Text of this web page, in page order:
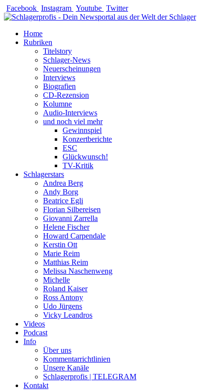
Zum
Inhalt
Facebook Instagram Youtube Twitter
Home
Rubriken
Titelstory
Schlager-News
Neuerscheinungen
Interviews
Biografien
CD-Rezension
Kolumne
Audio-Interviews
und noch viel mehr
Gewinnspiel
Konzertberichte
ESC
Glückwunsch!
TV-Kritik
Schlagerstars
Andrea Berg
Andy Borg
Beatrice Egli
Florian Silbereisen
Giovanni Zarrella
Helene Fischer
Howard Carpendale
Kerstin Ott
Marie Reim
Matthias Reim
Melissa Naschenweng
Michelle
Roland Kaiser
Ross Antony
Udo Jürgens
Vicky Leandros
Videos
Podcast
Info
Über uns
Kommentarrichtlinien
Unsere Kanäle
Schlagerprofis | TELEGRAM
Kontakt